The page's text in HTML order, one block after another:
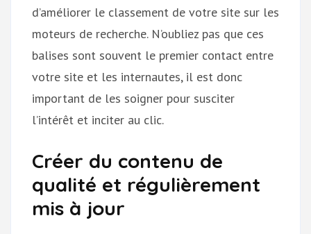
d’améliorer le classement de votre site sur les
moteurs de recherche. N’oubliez pas que ces
balises sont souvent le premier contact entre
votre site et les internautes, il est donc
important de les soigner pour susciter
l’intérêt et inciter au clic.
Créer du contenu de
qualité et régulièrement
mis à jour